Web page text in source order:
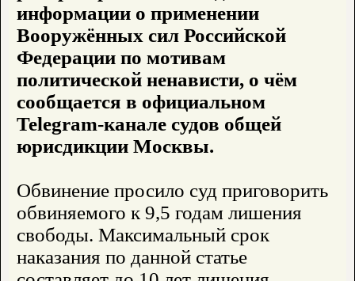
информации о применении
Вооружённых сил Российской
Федерации по мотивам
политической ненависти, о чём
сообщается в официальном
Telegram-канале судов общей
юрисдикции Москвы.
Обвинение просило суд приговорить
обвиняемого к 9,5 годам лишения
свободы. Максимальный срок
наказания по данной статье